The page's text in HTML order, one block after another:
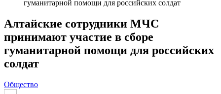
гуманитарной помощи для российских солдат
Алтайские сотрудники МЧС
принимают участие в сборе
гуманитарной помощи для российских
солдат
Общество